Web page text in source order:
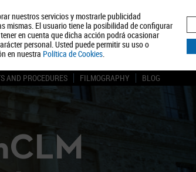
nuestros servicios y mostrarle publicidad
mismas. El usuario tiene la posibilidad de configurar
en cuenta que dicha acción podrá ocasionar
personal. Usted puede permitir su uso o
en nuestra Política de Cookies.
About us Tourism Política de Privacidad Aviso
AND PROCEDURES FILMOGRAPHY BLOG